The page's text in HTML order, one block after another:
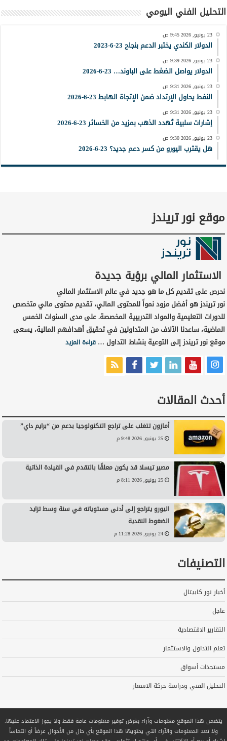
التحليل الفني اليومي
23 يونيو, 2026 9:45 ص
الدولار الكندي يختبر الدعم بنجاح 23-6-2023
23 يونيو, 2026 9:39 ص
الدولار يواصل الضغط على الباوند… 23-6-2026
23 يونيو, 2026 9:31 ص
النفط يحاول الإرتداد ضمن الإتجاة الهابط 23-6-2026
23 يونيو, 2026 9:31 ص
إشارات سلبية تُهدد الذهب بمزيد من الخسائر 23-6-2026
23 يونيو, 2026 9:30 ص
هل يقترب اليورو من كسر دعم جديد؟ 23-6-2026
موقع نور تريندز
الاستثمار المالي برؤية جديدة
نحرص على تقديم كل ما هو جديد في عالم الاستثمار المالي
نور تريندز هو أفضل مزود نمواً للمحتوى المالي، تقديم محتوى مالي متخصص
للدورات التعليمية والمواد التدريبية المخصصة. على مدى السنوات الخمس
الماضية، ساعدنا الآلاف من المتداولين في تحقيق أهدافهم المالية، يسعى
موقع نور تريندز إلى التوعية بنشاط التداول …قراءة المزيد
أحدث المقالات
أمازون تتغلب على تراجع التكنولوجيا بدعم من “برايم داي”
25 يونيو, 2026 9:48 م
مصير تيسلا قد يكون معلقًا بالتقدم في القيادة الذاتية
25 يونيو, 2026 8:11 م
اليورو يتراجع إلى أدنى مستوياته في سنة وسط تزايد
الضغوط النقدية
24 يونيو, 2026 11:28 م
التصنيفات
أخبار نور كابيتال
عاجل
التقارير الاقتصادية
تعلم التداول والاستثمار
مستجدات أسواق
التحليل الفني ودراسة حركة الاسعار
يتضمن هذا الموقع معلومات وآراء بغرض توفير معلومات عامة فقط ولا يجوز الاعتماد عليها.
ولا تعد المعلومات والآراء التي يحتويها هذا الموقع بأي حال من الأحوال عرضاً أو التماساً